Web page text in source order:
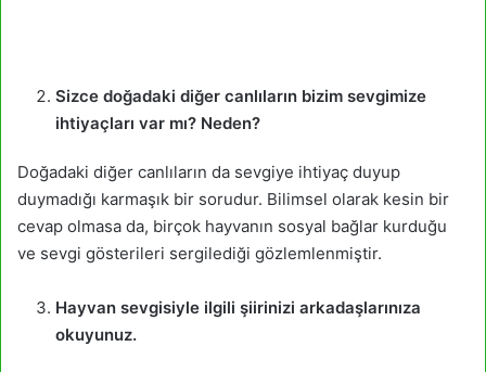
Sizce doğadaki diğer canlıların bizim sevgimize
ihtiyaçları var mı? Neden?
Doğadaki diğer canlıların da sevgiye ihtiyaç duyup
duymadığı karmaşık bir sorudur. Bilimsel olarak kesin bir
cevap olmasa da, birçok hayvanın sosyal bağlar kurduğu
ve sevgi gösterileri sergilediği gözlemlenmiştir.
Hayvan sevgisiyle ilgili şiirinizi arkadaşlarınıza
okuyunuz.